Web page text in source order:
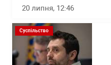
20 липня, 12:46
Суспільство